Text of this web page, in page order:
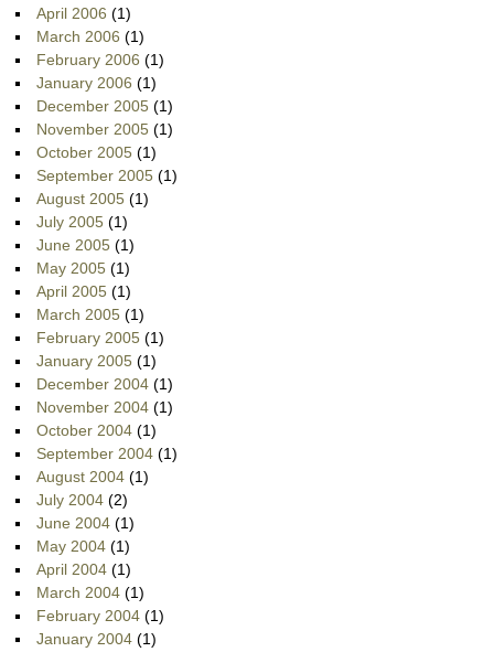
April 2006 (1)
March 2006 (1)
February 2006 (1)
January 2006 (1)
December 2005 (1)
November 2005 (1)
October 2005 (1)
September 2005 (1)
August 2005 (1)
July 2005 (1)
June 2005 (1)
May 2005 (1)
April 2005 (1)
March 2005 (1)
February 2005 (1)
January 2005 (1)
December 2004 (1)
November 2004 (1)
October 2004 (1)
September 2004 (1)
August 2004 (1)
July 2004 (2)
June 2004 (1)
May 2004 (1)
April 2004 (1)
March 2004 (1)
February 2004 (1)
January 2004 (1)